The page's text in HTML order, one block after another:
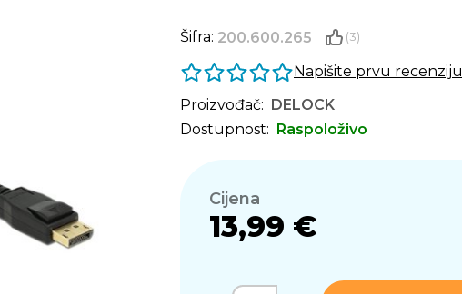
Šifra: 200.600.265 (3)
Napišite prvu recenziju
Proizvođač: DELOCK
Dostupnost: Raspoloživo
Cijena
13,99 €